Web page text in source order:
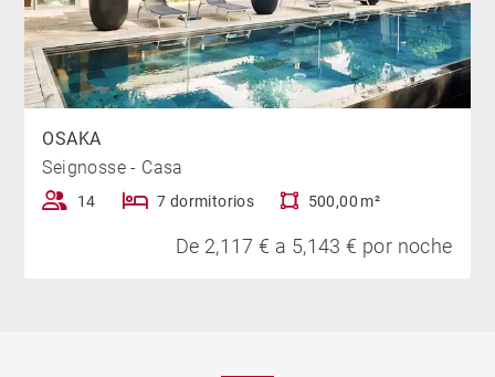
OSAKA
Seignosse - Casa
14 7 dormitorios 500,00 m²
De 2,117 € a 5,143 € por noche